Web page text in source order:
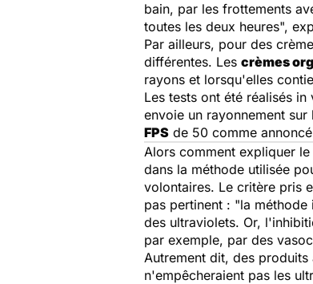
bain, par les frottements
toutes les deux heures",
Par ailleurs, pour des
différentes. Les crèmes
rayons et lorsqu'elles
Les tests ont été réalisés
envoie un rayonnement
FPS de 50 comme
Alors comment expliquer
dans la méthode utilisée
volontaires. Le critère pris
pas pertinent : "la méthode
des ultraviolets. Or,
par exemple, par des
Autrement dit, des
n'empêcheraient pas les